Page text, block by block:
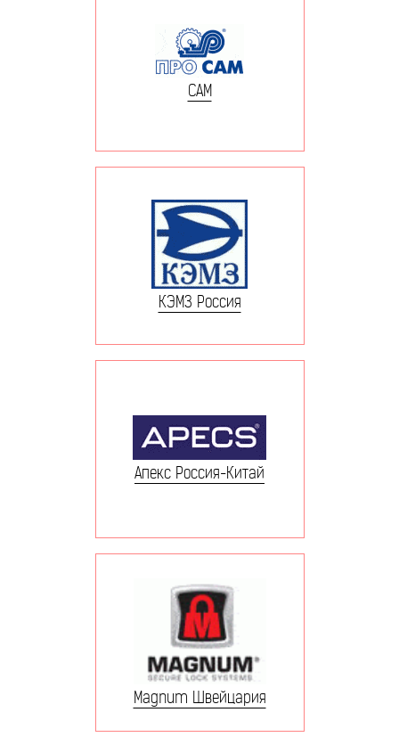
САМ
КЭМЗ Россия
Апекс Россия-Китай
Magnum Швейцария